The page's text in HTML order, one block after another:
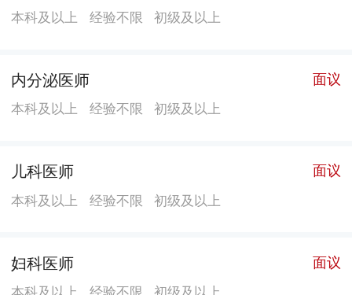
本科及以上 经验不限 初级及以上
内分泌医师 面议
本科及以上 经验不限 初级及以上
儿科医师 面议
本科及以上 经验不限 初级及以上
妇科医师 面议
本科及以上 经验不限 初级及以上